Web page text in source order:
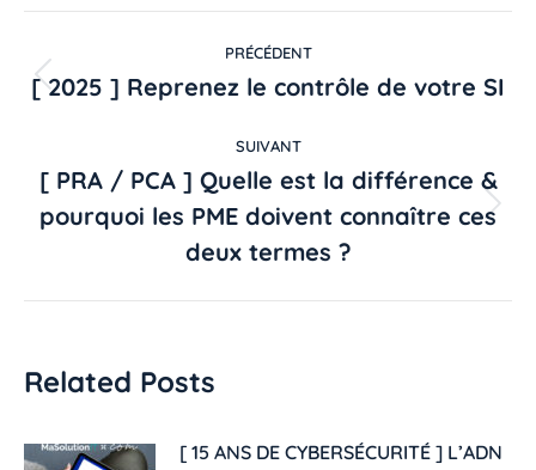
PRÉCÉDENT
[ 2025 ] Reprenez le contrôle de votre SI
SUIVANT
[ PRA / PCA ] Quelle est la différence &
pourquoi les PME doivent connaître ces
deux termes ?
Related Posts
[ 15 ANS DE CYBERSÉCURITÉ ] L’ADN